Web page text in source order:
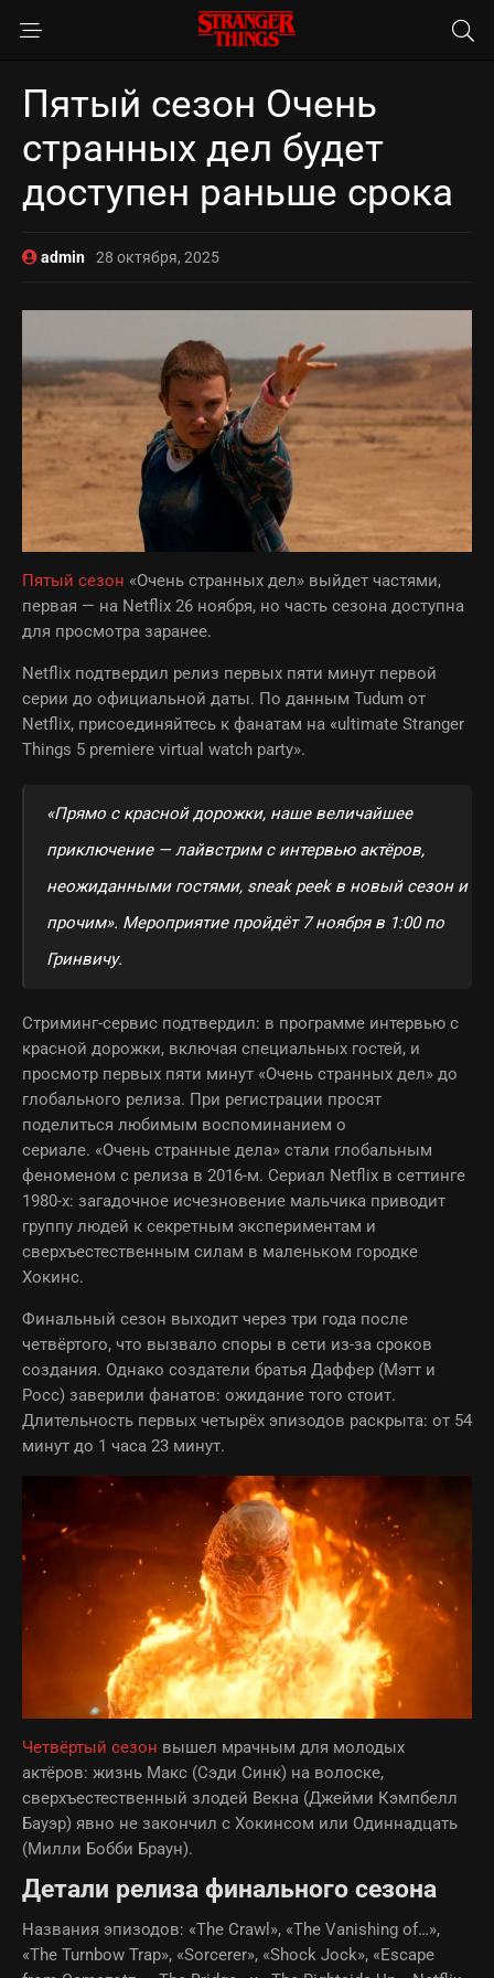
Пятый сезон Очень
странных дел будет
доступен раньше срока
admin 28 октября, 2025
Пятый сезон «Очень странных дел» выйдет частями,
первая — на Netflix 26 ноября, но часть сезона доступна
для просмотра заранее.
Netflix подтвердил релиз первых пяти минут первой
серии до официальной даты. По данным Tudum от
Netflix, присоединяйтесь к фанатам на «ultimate Stranger
Things 5 premiere virtual watch party».
«Прямо с красной дорожки, наше величайшее
приключение — лайвстрим с интервью актёров,
неожиданными гостями, sneak peek в новый сезон и
прочим». Мероприятие пройдёт 7 ноября в 1:00 по
Гринвичу.
Стриминг-сервис подтвердил: в программе интервью с
красной дорожки, включая специальных гостей, и
просмотр первых пяти минут «Очень странных дел» до
глобального релиза. При регистрации просят
поделиться любимым воспоминанием о
сериале. «Очень странные дела» стали глобальным
феноменом с релиза в 2016-м. Сериал Netflix в сеттинге
1980-х: загадочное исчезновение мальчика приводит
группу людей к секретным экспериментам и
сверхъестественным силам в маленьком городке
Хокинс.
Финальный сезон выходит через три года после
четвёртого, что вызвало споры в сети из-за сроков
создания. Однако создатели братья Даффер (Мэтт и
Росс) заверили фанатов: ожидание того стоит.
Длительность первых четырёх эпизодов раскрыта: от 54
минут до 1 часа 23 минут.
Четвёртый сезон вышел мрачным для молодых
актёров: жизнь Макс (Сэди Синк) на волоске,
сверхъестественный злодей Векна (Джейми Кэмпбелл
Бауэр) явно не закончил с Хокинсом или Одиннадцать
(Милли Бобби Браун).
Детали релиза финального сезона
Названия эпизодов: «The Crawl», «The Vanishing of…»,
«The Turnbow Trap», «Sorcerer», «Shock Jock», «Escape